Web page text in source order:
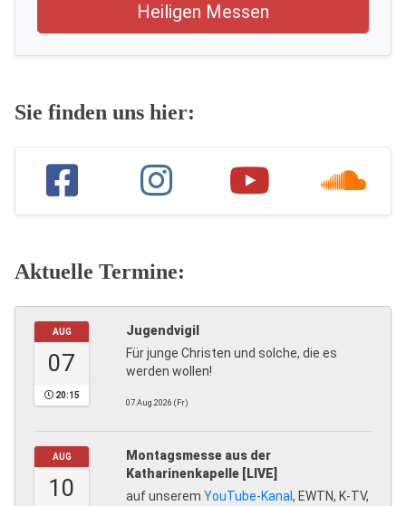
Heiligen Messen
Sie finden uns hier:
Aktuelle Termine:
AUG
07
20:15
Jugendvigil
Für junge Christen und solche, die es
werden wollen!
07.Aug.2026 (Fr)
AUG
10
Montagsmesse aus der
Katharinenkapelle [LIVE]
auf unserem YouTube-Kanal, EWTN, K-TV,